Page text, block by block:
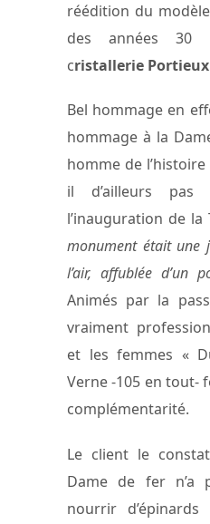
réédition du
des années 30
cristallerie Portieux
Bel hommage en
hommage à la
homme de l’histoire
il d’ailleurs
l’inauguration de
monument était une
l’air, affublée d’un
Animés par la
vraiment
et les femmes «
Verne -105 en tout-
complémentarité.
Le client le
Dame de fer n’a
nourrir